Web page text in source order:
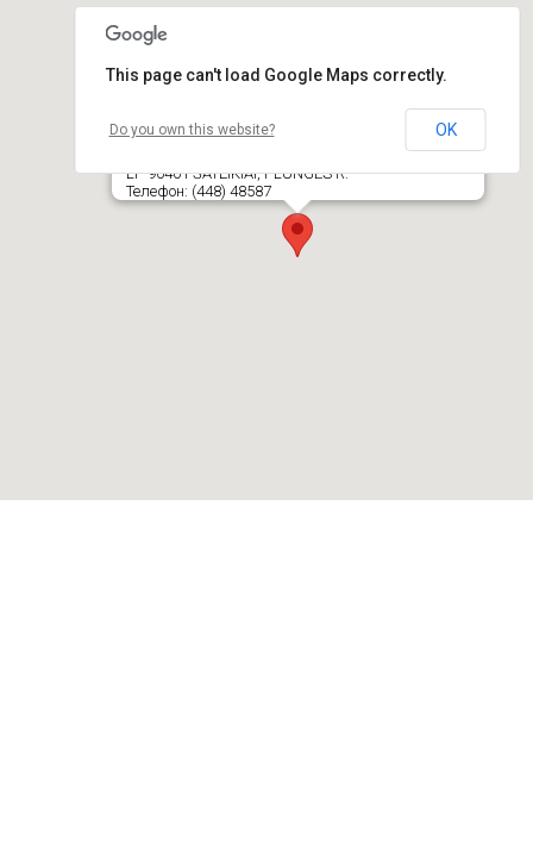
Plungės r. savivaldybės administracija, Šateikių
LT- 90401 ŠATEIKIAI, PLUNGĖS R.
Телефон: (448) 48587
This page can't load Google Maps correctly.
Do you own this website? OK